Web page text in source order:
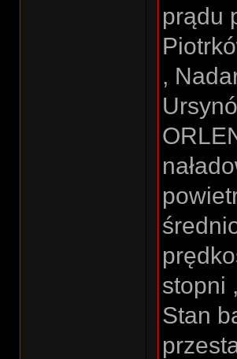
prądu
,
stopni
Stan